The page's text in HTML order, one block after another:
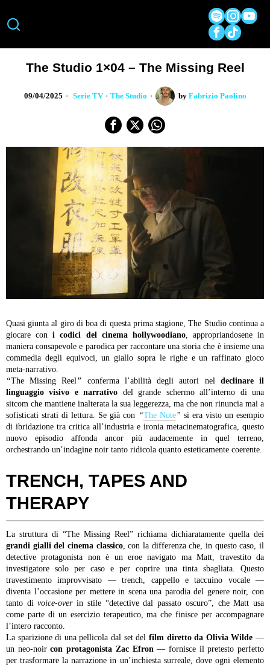
The Studio 1×04 – The Missing Reel
09/04/2025 Serie TV · The Studio by Fabrizio Paolino
Quasi giunta al giro di boa di questa prima stagione, The Studio continua a
giocare coni codici del cinema hollywoodiano, appropriandosene in
maniera consapevole e parodica per raccontare una storia che è insieme una
commedia degli equivoci, un giallo sopra le righe e un raffinato gioco
meta-narrativo.
“The Missing Reel” conferma l’abilità degli autori nel declinare il
linguaggio visivo e narrativo del grande schermo all’interno di una
sitcom che mantiene inalterata la sua leggerezza, ma che non rinuncia mai a
sofisticati strati di lettura. Se già con “The Note” si era visto un esempio
di ibridazione tra critica all’industria e ironia metacinematografica, questo
nuovo episodio affonda ancor più audacemente in quel terreno,
orchestrando un’indagine noir tanto ridicola quanto esteticamente coerente.
TRENCH, TAPES AND
THERAPY
La struttura di “The Missing Reel” richiama dichiaratamente quella dei
grandi gialli del cinema classico, con la differenza che, in questo caso, il
detective protagonista non è un eroe navigato ma Matt, travestito da
investigatore solo per caso e per coprire una tinta sbagliata. Questo
travestimento improvvisato — trench, cappello e taccuino vocale —
diventa l’occasione per mettere in scena una parodia del genere noir, con
tanto divoice-overin stile “detective dal passato oscuro”, che Matt usa
come parte di un esercizio terapeutico, ma che finisce per accompagnare
l’intero racconto.
La sparizione di una pellicola dal set del film diretto da Olivia Wilde —
un neo-noircon protagonista Zac Efron— fornisce il pretesto perfetto
per trasformare la narrazione in un’inchiesta surreale, dove ogni elemento